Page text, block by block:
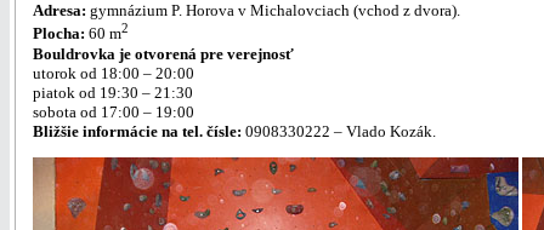
Adresa: gymnázium P. Horova v Michalovciach (vchod z dvora).
Plocha: 60 m2
Bouldrovka je otvorená pre verejnosť
utorok od 18:00 – 20:00
piatok od 19:30 – 21:30
sobota od 17:00 – 19:00
Bližšie informácie na tel. čísle: 0908330222 – Vlado Kozák.